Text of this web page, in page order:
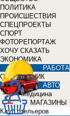
ПОЛИТИКА
ПРОИСШЕСТВИЯ
СПЕЦПРОЕКТЫ
СПОРТ
ФОТОРЕПОРТАЖ
ХОЧУ СКАЗАТЬ
ЭКОНОМИКА
РАБОТА
СПРАВОЧНИК
АВТО
Медицина
МАГАЗИНЫ
Клуб отельеров